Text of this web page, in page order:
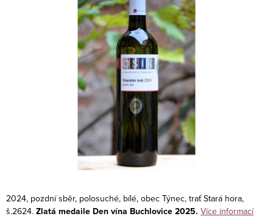
2024, pozdní sběr, polosuché, bílé, obec Týnec, trať Stará hora,
š.2624. Zlatá medaile Den vína Buchlovice 2025. Více informací